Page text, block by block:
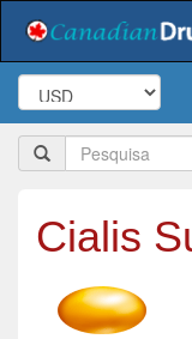
Cialis